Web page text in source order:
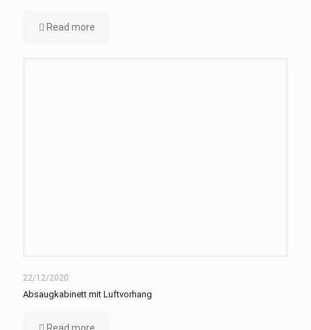
Read more
22/12/2020
Absaugkabinett mit Luftvorhang